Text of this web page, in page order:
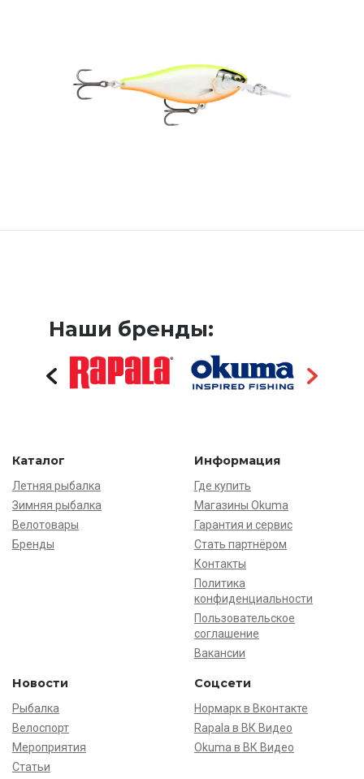
Наши бренды:
Каталог
Летняя рыбалка
Зимняя рыбалка
Велотовары
Бренды
Информация
Где купить
Магазины Okuma
Гарантия и сервис
Стать партнёром
Контакты
Политика
конфиденциальности
Пользовательское
соглашение
Вакансии
Новости
Рыбалка
Велоспорт
Мероприятия
Статьи
Соцсети
Нормарк в Вконтакте
Rapala в ВК Видео
Okuma в ВК Видео